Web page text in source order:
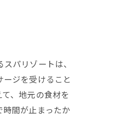
パリゾートは、
ジを受けること
、地元の食材を
間が止まったか